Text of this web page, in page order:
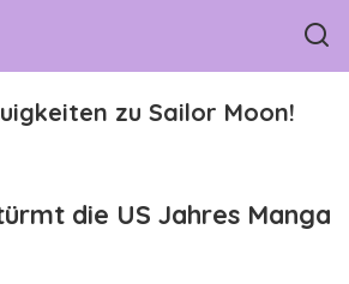
zu Sailor Moon!
die US Jahres Manga